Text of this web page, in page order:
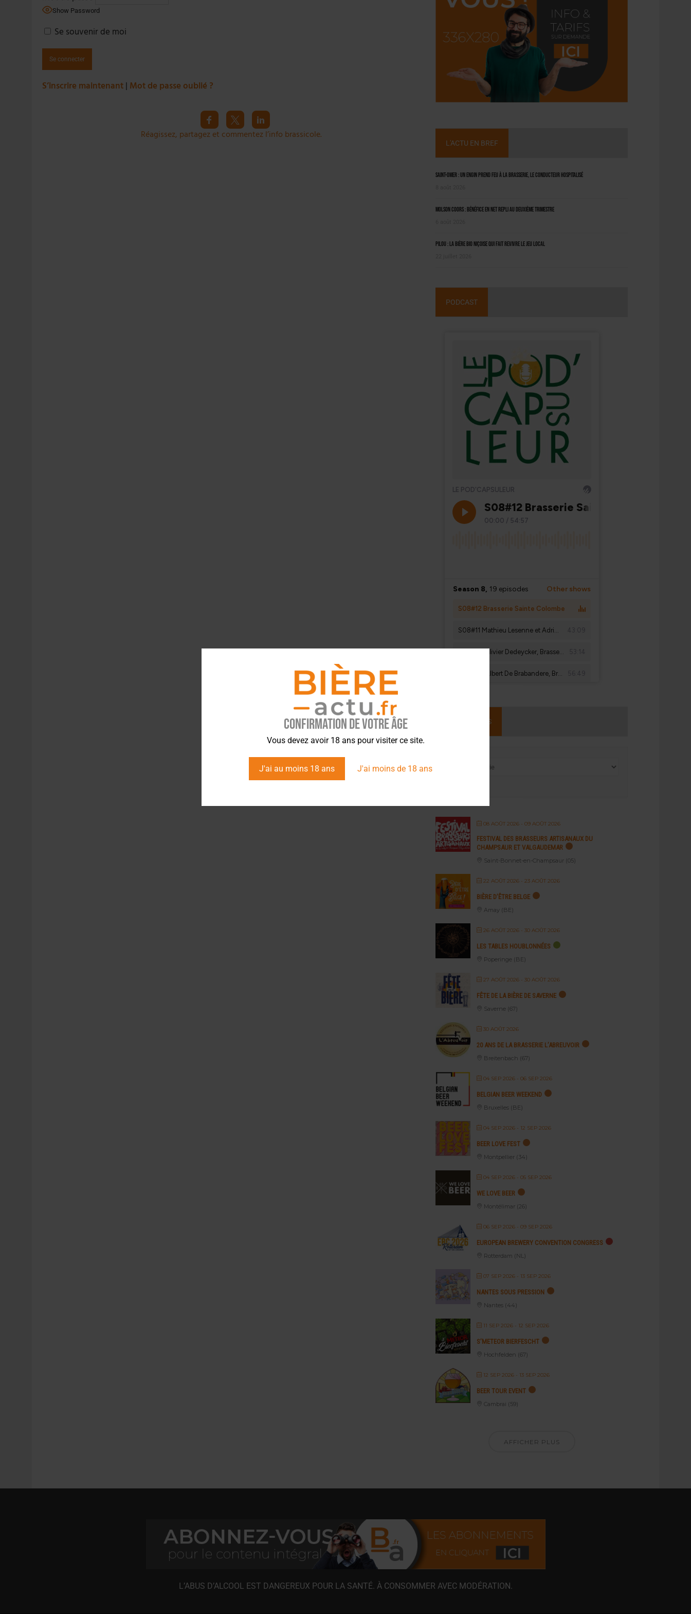
Confirmation de votre âge
Vous devez avoir 18 ans pour visiter ce site.
J'ai au moins 18 ans J'ai moins de 18 ans
4 AOÛT 2026
Show Password
Se souvenir de moi
S’inscrire maintenant | Mot de passe oublié ?
Réagissez, partagez et commentez l’info brassicole.
L'ACTU EN BREF
Saint-Omer : un engin prend feu à la brasserie, le conducteur hospitalisé
Molson Coors : bénéfice en net repli au deuxième trimestre
Pilou : la bière bio niçoise qui fait revivre le jeu local
PODCAST
ÉVÉNEMENTS
08 AOÛT 2026 - 09 AOÛT 2026
FESTIVAL DES BRASSEURS ARTISANAUX DU
CHAMPSAUR ET VALGAUDEMAR
Saint-Bonnet-en-Champsaur (05)
22 AOÛT 2026 - 23 AOÛT 2026
BIÈRE D’ÊTRE BELGE
Amay (BE)
26 AOÛT 2026 - 30 AOÛT 2026
LES TABLES HOUBLONNÉES
Poperinge (BE)
27 AOÛT 2026 - 30 AOÛT 2026
FÊTE DE LA BIÈRE DE SAVERNE
Saverne (67)
30 AOÛT 2026
20 ANS DE LA BRASSERIE L’ABREUVOIR
Breitenbach (67)
04 SEP 2026 - 06 SEP 2026
BELGIAN BEER WEEKEND
Bruxelles (BE)
04 SEP 2026 - 12 SEP 2026
BEER LOVE FEST
Montpellier (34)
04 SEP 2026 - 05 SEP 2026
WE LOVE BEER
Montélimar (26)
06 SEP 2026 - 09 SEP 2026
EUROPEAN BREWERY CONVENTION CONGRESS
Rotterdam (NL)
07 SEP 2026 - 13 SEP 2026
NANTES SOUS PRESSION
Nantes (44)
11 SEP 2026 - 12 SEP 2026
S’METEOR BIERFESCHT
Hochfelden (67)
12 SEP 2026 - 13 SEP 2026
BEER TOUR EVENT
Cambrai (59)
AFFICHER PLUS
L’ABUS D’ALCOOL EST DANGEREUX POUR LA SANTÉ. À CONSOMMER AVEC MODÉRATION.